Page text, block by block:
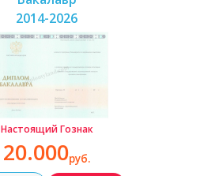
2014-2026
Настоящий Гознак
20.000руб.